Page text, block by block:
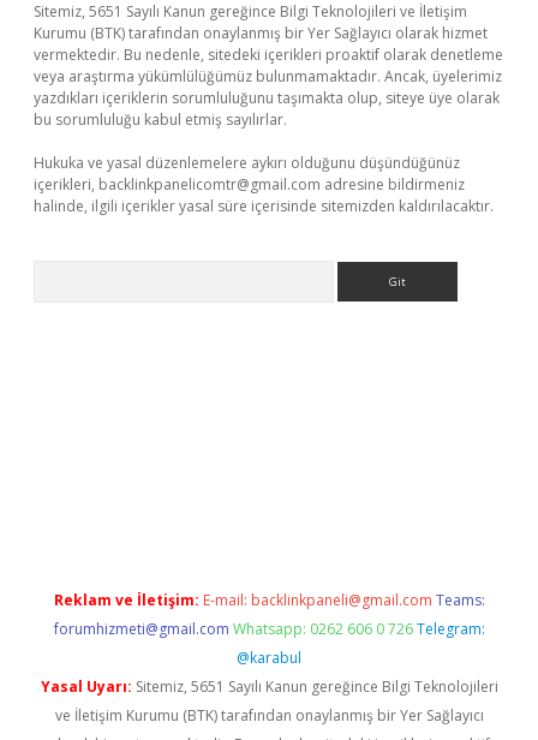
Sitemiz, 5651 Sayılı Kanun gereğince Bilgi Teknolojileri ve İletişim
Kurumu (BTK) tarafından onaylanmış bir Yer Sağlayıcı olarak hizmet
vermektedir. Bu nedenle, sitedeki içerikleri proaktif olarak denetleme
veya araştırma yükümlülüğümüz bulunmamaktadır. Ancak, üyelerimiz
yazdıkları içeriklerin sorumluluğunu taşımakta olup, siteye üye olarak
bu sorumluluğu kabul etmiş sayılırlar.
Hukuka ve yasal düzenlemelere aykırı olduğunu düşündüğünüz
içerikleri, backlinkpanelicomtr@gmail.com adresine bildirmeniz
halinde, ilgili içerikler yasal süre içerisinde sitemizden kaldırılacaktır.
Reklam ve İletişim: E-mail: backlinkpaneli@gmail.com Teams:
forumhizmeti@gmail.com Whatsapp: 0262 606 0 726 Telegram:
@karabul
Yasal Uyarı: Sitemiz, 5651 Sayılı Kanun gereğince Bilgi Teknolojileri
ve İletişim Kurumu (BTK) tarafından onaylanmış bir Yer Sağlayıcı